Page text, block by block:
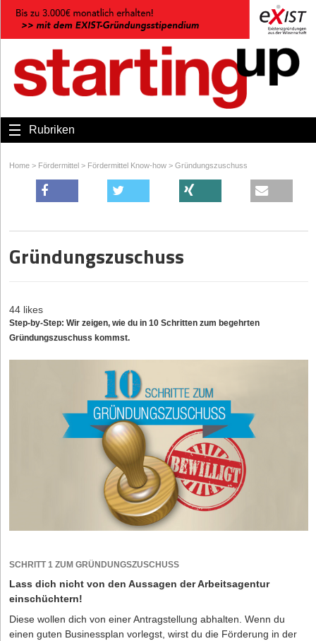
Rubriken
Home > Fördermittel > Fördermittel Know-how > Gründungszuschuss
Gründungszuschuss
44 likes
Step-by-Step: Wir zeigen, wie du in 10 Schritten zum begehrten
Gründungszuschuss kommst.
SCHRITT 1 ZUM GRÜNDUNGSZUSCHUSS
Lass dich nicht von den Aussagen der Arbeitsagentur
einschüchtern!
Diese wollen dich von einer Antragstellung abhalten. Wenn du
einen guten Businessplan vorlegst, wirst du die Förderung in der